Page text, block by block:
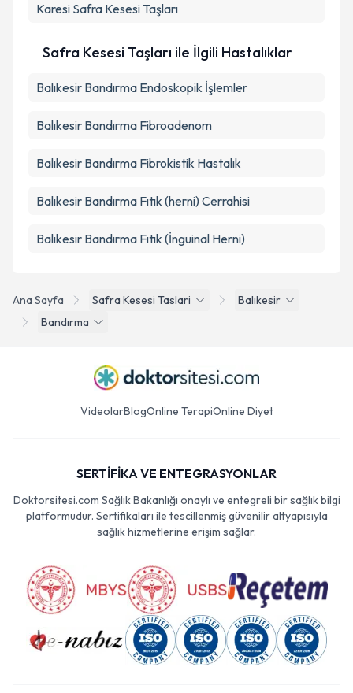
Ana Sayfa Safra Kesesi Taslari
Balıkesir
Bandırma
Karesi Safra Kesesi Taşları
Safra Kesesi Taşları ile İlgili Hastalıklar
Balıkesir Bandırma Endoskopik İşlemler
Balıkesir Bandırma Fibroadenom
Balıkesir Bandırma Fibrokistik Hastalık
Balıkesir Bandırma Fıtık (herni) Cerrahisi
Balıkesir Bandırma Fıtık (İnguinal Herni)
VideolarBlogOnline TerapiOnline Diyet
SERTİFİKA VE ENTEGRASYONLAR
Doktorsitesi.com Sağlık Bakanlığı onaylı ve entegreli bir sağlık bilgi
platformudur. Sertifikaları ile tescillenmiş güvenilir altyapısıyla
sağlık hizmetlerine erişim sağlar.